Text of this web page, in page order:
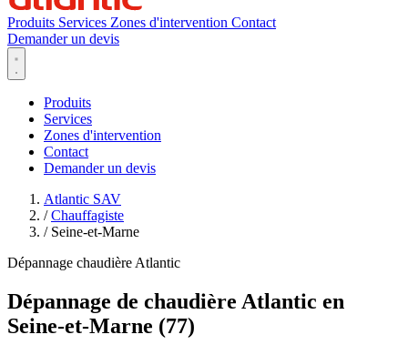
Produits Services Zones d'intervention Contact
Demander un devis
Produits
Services
Zones d'intervention
Contact
Demander un devis
Atlantic SAV
/ Chauffagiste
/ Seine-et-Marne
Dépannage chaudière Atlantic
Dépannage de chaudière Atlantic en
Seine-et-Marne (77)